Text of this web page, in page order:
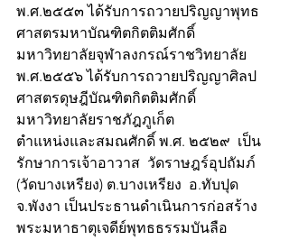
พ.ศ.๒๕๕๓ ได้รับการถวายปริญญาพุทธ
ศาสตรมหาบัณฑิตกิตติมศักดิ์
มหาวิทยาลัยจุฬาลงกรณ์ราชวิทยาลัย
พ.ศ.๒๕๕๖ ได้รับการถวายปริญญาศิลป
ศาสตรดุษฎีบัณฑิตกิตติมศักดิ์
มหาวิทยาลัยราชภัฎภูเก็ต
ตำแหน่งและสมณศักดิ์ พ.ศ. ๒๕๒๙  เป็น
รักษาการเจ้าอาวาส  วัดราษฎร์อุปถัมภ์
(วัดบางเหรียง) ต.บางเหรียง  อ.ทับปุด
จ.พังงา เป็นประธานดำเนินการก่อสร้าง
พระมหาธาตุเจดีย์พุทธธรรมบันลือ